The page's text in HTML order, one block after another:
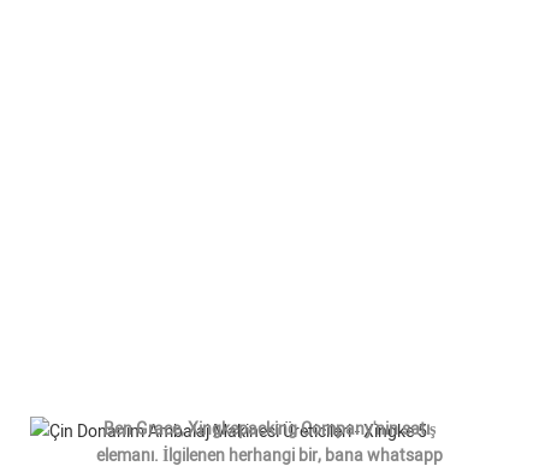
Ben Grace, Xingkepacking Company'nin satış
elemanı. İlgilenen herhangi bir, bana whatsapp